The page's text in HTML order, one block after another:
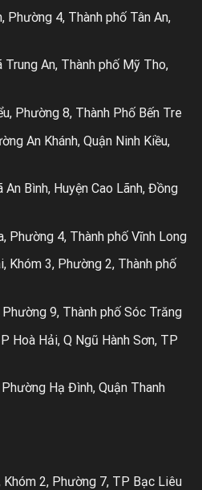
Phường 4, Thành phố Tân An,
Trung An, Thành phố Mỹ Tho,
Phường 8, Thành Phố Bến Tre
An Khánh, Quận Ninh Kiều,
An Bình, Huyện Cao Lãnh, Đồng
Phường 4, Thành phố Vĩnh Long
Khóm 3, Phường 2, Thành phố
9, Thành phố Sóc Trăng
Hoà Hải, Q Ngũ Hành Sơn, TP
Hạ Đình, Quận Thanh
Khóm 2, Phường 7, TP Bạc Liêu